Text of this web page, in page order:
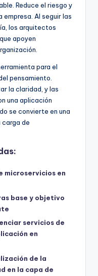
Reduce el riesgo y
empresa. Al seguir las
los arquitectos
apoyen
para el
pensamiento.
la claridad, y las
una aplicación
se convierte en una
carga de
microservicios en
base y objetivo
servicios de
en
de la
en la capa de